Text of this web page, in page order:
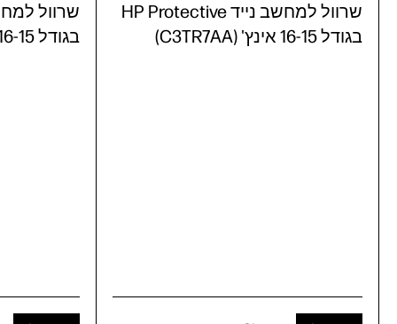
בגודל 16-15 אינץ' (C3TR6AA)
שרוול למחשב נייד HP Protective
בגודל 16-15 אינץ' (C3TR7AA)